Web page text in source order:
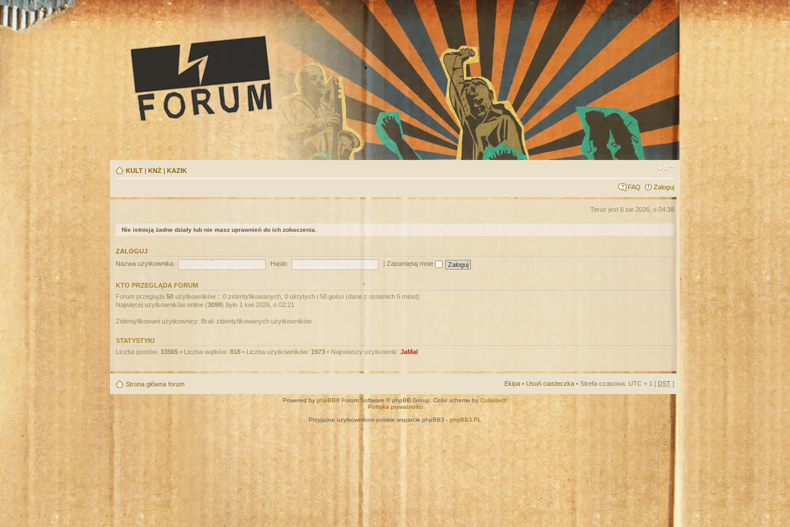
KULT | KNŻ | KAZIK
FAQ Zaloguj
Teraz jest 6 sie 2026, o 04:38
Nie istnieją żadne działy lub nie masz uprawnień do ich zobaczenia.
ZALOGUJ
Nazwa użytkownika:
Hasło: Zapamiętaj mnie
KTO PRZEGLĄDA FORUM
Forum przegląda 50 użytkowników :: 0 zidentyfikowanych, 0 ukrytych i 50 gości (dane z ostatnich 5 minut)
Najwięcej użytkowników online (3099) było 1 kwi 2026, o 02:21
Zidentyfikowani użytkownicy: Brak zidentyfikowanych użytkowników
STATYSTYKI
Liczba postów: 33565 • Liczba wątków: 818 • Liczba użytkowników: 1973 • Najnowszy użytkownik: JaMal
Strona główna forum Ekipa • Usuń ciasteczka • Strefa czasowa: UTC + 1 [ DST ]
Powered by phpBB® Forum Software © phpBB Group. Color scheme by ColorizeIt!
Polityka prywatności
Przyjazne użytkownikom polskie wsparcie phpBB3 - phpBB3.PL